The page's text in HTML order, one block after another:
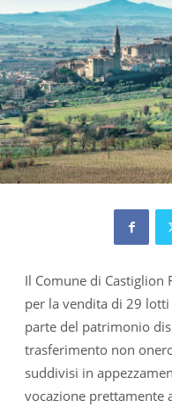
Il Comune di
per la vendita di 29
parte del patrimonio
trasferimento non
suddivisi in
vocazione prettamente